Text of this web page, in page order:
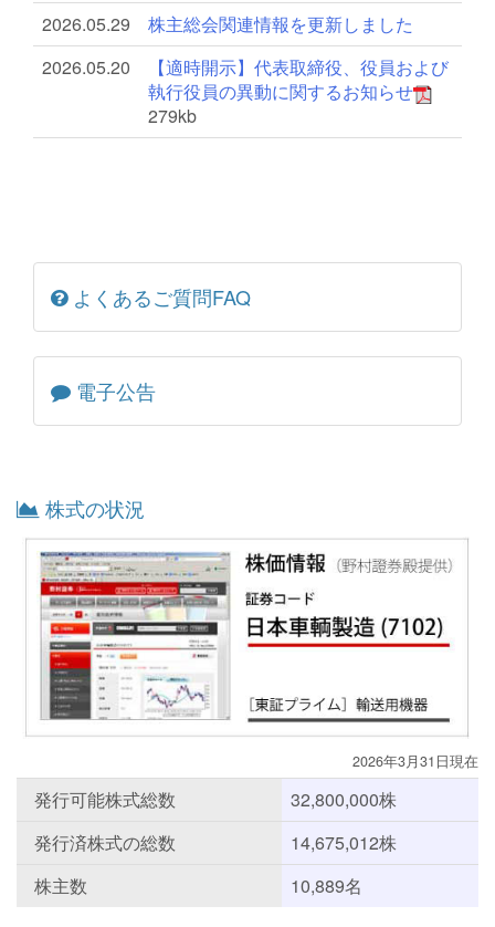
2026.05.29
株主総会関連情報を更新しました
2026.05.20
【適時開示】代表取締役、役員および
執行役員の異動に関するお知らせ
279kb
よくあるご質問FAQ
電子公告
株式の状況
2026年3月31日現在
発行可能株式総数
32,800,000株
発行済株式の総数
14,675,012株
株主数
10,889名